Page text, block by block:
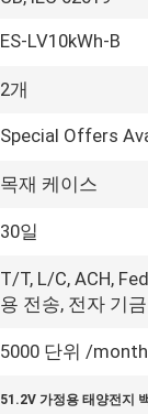
ES-LV10kWh-B
2개
Special Offers
목재 케이스
30일
T/T, L/C, ACH,
용 전송, 전자 기
5000 단위 /month
51.2V 가정용 태양전지